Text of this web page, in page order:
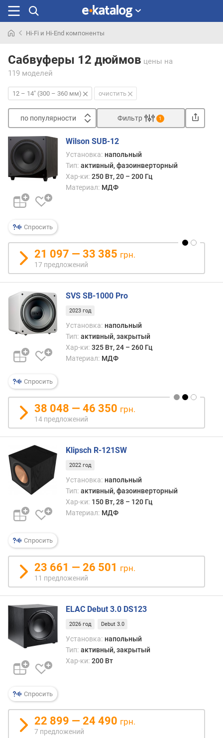
раньше
Hi-Fi и Hi-End компоненты
Сабвуферы 12 дюймов цены на
119 моделей
12 – 14" (300 – 360 мм) очистить
по популярности
о
п
о
у
л
р
н
о
с
т
и
о
т
д
е
ш
е
ы
х
к
д
о
р
г
м
о
д
о
о
г
и
х
к
д
е
в
ы
м
о
о
т
з
ы
Фильтр 1
Спросить
Wilson SUB-12
Установка: напольный
Тип: активный, фазоинверторный
Хар-ки: 250 Вт, 20 – 200 Гц
Материал: МДФ
21 097 — 33 385 грн.
17 предложений
Спросить
SVS SB-1000 Pro
2023 год
Установка: напольный
Тип: активный, закрытый
Хар-ки: 325 Вт, 24 – 260 Гц
Материал: МДФ
38 048 — 46 350 грн.
14 предложений
Спросить
Klipsch R-121SW
2022 год
Установка: напольный
Тип: активный, фазоинверторный
Хар-ки: 150 Вт, 28 – 120 Гц
Материал: МДФ
23 661 — 26 501 грн.
11 предложений
Спросить
ELAC Debut 3.0 DS123
2026 год Debut 3.0
Установка: напольный
Тип: активный, закрытый
Хар-ки: 200 Вт
22 899 — 24 490 грн.
7 предложений